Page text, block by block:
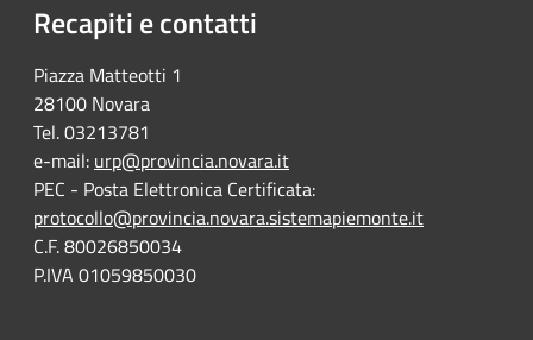
Recapiti e contatti
Piazza Matteotti 1
28100 Novara
Tel. 03213781
e-mail: urp@provincia.novara.it
PEC - Posta Elettronica Certificata:
protocollo@provincia.novara.sistemapiemonte.it
C.F. 80026850034
P.IVA 01059850030